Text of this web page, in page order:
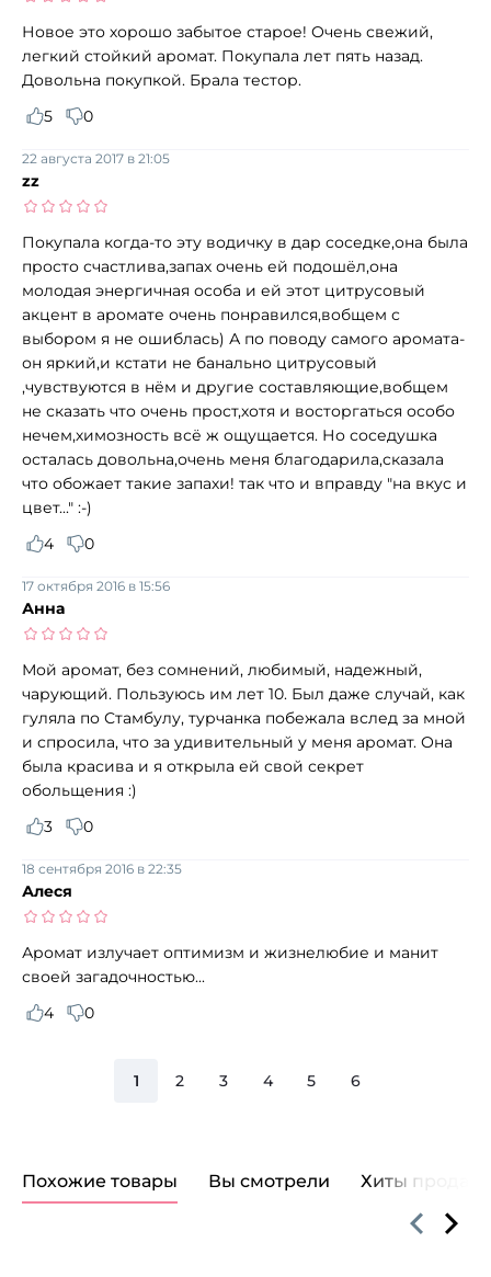
Новое это хорошо забытое старое! Очень свежий,
легкий стойкий аромат. Покупала лет пять назад.
Довольна покупкой. Брала тестор.
5
0
zz
22 августа 2017 в 21:05
Покупала когда-то эту водичку в дар соседке,она была
просто счастлива,запах очень ей подошёл,она
молодая энергичная особа и ей этот цитрусовый
акцент в аромате очень понравился,вобщем с
выбором я не ошиблась) А по поводу самого аромата-
он яркий,и кстати не банально цитрусовый
,чувствуются в нём и другие составляющие,вобщем
не сказать что очень прост,хотя и восторгаться особо
нечем,химозность всё ж ощущается. Но соседушка
осталась довольна,очень меня благодарила,сказала
что обожает такие запахи! так что и вправду "на вкус и
цвет..." :-)
4
0
Анна
17 октября 2016 в 15:56
Мой аромат, без сомнений, любимый, надежный,
чарующий. Пользуюсь им лет 10. Был даже случай, как
гуляла по Стамбулу, турчанка побежала вслед за мной
и спросила, что за удивительный у меня аромат. Она
была красива и я открыла ей свой секрет
обольщения :)
3
0
Алеся
18 сентября 2016 в 22:35
Аромат излучает оптимизм и жизнелюбие и манит
своей загадочностью...
4
0
1 2 3 4 5 6
Похожие товары Вы смотрели Хиты продаж